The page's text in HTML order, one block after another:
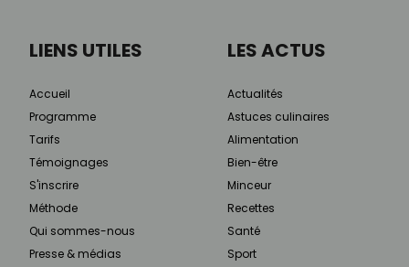
LIENS UTILES
Accueil
Programme
Tarifs
Témoignages
S'inscrire
Méthode
Qui sommes-nous
Presse & médias
LES ACTUS
Actualités
Astuces culinaires
Alimentation
Bien-être
Minceur
Recettes
Santé
Sport